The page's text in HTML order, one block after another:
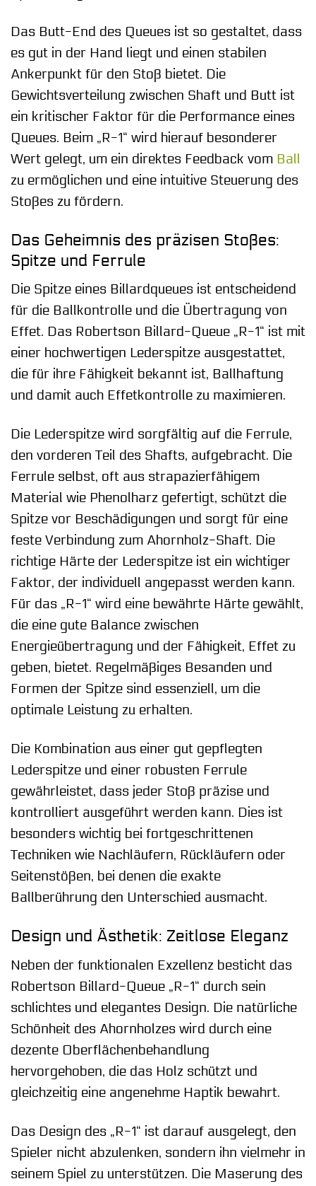
Das Butt-End des Queues ist so gestaltet, dass
es gut in der Hand liegt und einen stabilen
Ankerpunkt für den Stoß bietet. Die
Gewichtsverteilung zwischen Shaft und Butt ist
ein kritischer Faktor für die Performance eines
Queues. Beim „R-1“ wird hierauf besonderer
Wert gelegt, um ein direktes Feedback vom Ball
zu ermöglichen und eine intuitive Steuerung des
Stoßes zu fördern.
Das Geheimnis des präzisen Stoßes:
Spitze und Ferrule
Die Spitze eines Billardqueues ist entscheidend
für die Ballkontrolle und die Übertragung von
Effet. Das Robertson Billard-Queue „R-1“ ist mit
einer hochwertigen Lederspitze ausgestattet,
die für ihre Fähigkeit bekannt ist, Ballhaftung
und damit auch Effetkontrolle zu maximieren.
Die Lederspitze wird sorgfältig auf die Ferrule,
den vorderen Teil des Shafts, aufgebracht. Die
Ferrule selbst, oft aus strapazierfähigem
Material wie Phenolharz gefertigt, schützt die
Spitze vor Beschädigungen und sorgt für eine
feste Verbindung zum Ahornholz-Shaft. Die
richtige Härte der Lederspitze ist ein wichtiger
Faktor, der individuell angepasst werden kann.
Für das „R-1“ wird eine bewährte Härte gewählt,
die eine gute Balance zwischen
Energieübertragung und der Fähigkeit, Effet zu
geben, bietet. Regelmäßiges Besanden und
Formen der Spitze sind essenziell, um die
optimale Leistung zu erhalten.
Die Kombination aus einer gut gepflegten
Lederspitze und einer robusten Ferrule
gewährleistet, dass jeder Stoß präzise und
kontrolliert ausgeführt werden kann. Dies ist
besonders wichtig bei fortgeschrittenen
Techniken wie Nachläufern, Rückläufern oder
Seitenstößen, bei denen die exakte
Ballberührung den Unterschied ausmacht.
Design und Ästhetik: Zeitlose Eleganz
Neben der funktionalen Exzellenz besticht das
Robertson Billard-Queue „R-1“ durch sein
schlichtes und elegantes Design. Die natürliche
Schönheit des Ahornholzes wird durch eine
dezente Oberflächenbehandlung
hervorgehoben, die das Holz schützt und
gleichzeitig eine angenehme Haptik bewahrt.
Das Design des „R-1“ ist darauf ausgelegt, den
Spieler nicht abzulenken, sondern ihn vielmehr in
seinem Spiel zu unterstützen. Die Maserung des